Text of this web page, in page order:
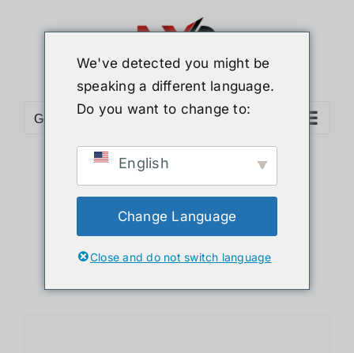
Go to...
Sort byPopularity
Show12 Products
We've detected you might be
speaking a different language.
Do you want to change to:
English
Change Language
Close and do not switch language